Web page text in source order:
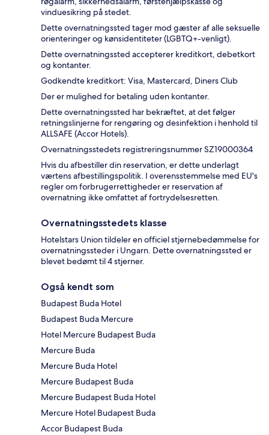
vinduesikring på stedet.
Dette overnatningssted tager mod gæster af alle seksuelle
orienteringer og kønsidentiteter (LGBTQ+-venligt).
Dette overnatningssted accepterer kreditkort, debetkort
og kontanter.
Godkendte kreditkort: Visa, Mastercard, Diners Club
Der er mulighed for betaling uden kontanter.
Dette overnatningssted har bekræftet, at det følger
retningslinjerne for rengøring og desinfektion i henhold til
ALLSAFE (Accor Hotels).
Overnatningsstedets registreringsnummer SZ19000364
Hvis du afbestiller din reservation, er dette underlagt
værtens afbestillingspolitik. I overensstemmelse med EU's
regler om forbrugerrettigheder er reservation af
overnatning ikke omfattet af fortrydelsesretten.
Overnatningsstedets klasse
Hotelstars Union tildeler en officiel stjernebedømmelse for
overnatningssteder i Ungarn. Dette overnatningssted er
blevet bedømt til 4 stjerner.
Også kendt som
Budapest Buda Hotel
Budapest Buda Mercure
Hotel Mercure Budapest Buda
Mercure Buda
Mercure Buda Hotel
Mercure Budapest Buda
Mercure Budapest Buda Hotel
Mercure Hotel Budapest Buda
Accor Budapest Buda